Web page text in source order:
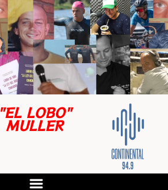
"EL LOBO"
MULLER